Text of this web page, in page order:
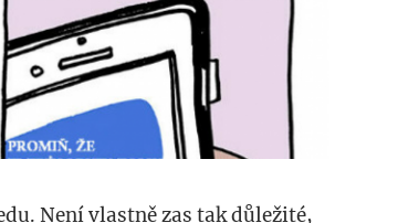
Není vlastně zas tak důležité,